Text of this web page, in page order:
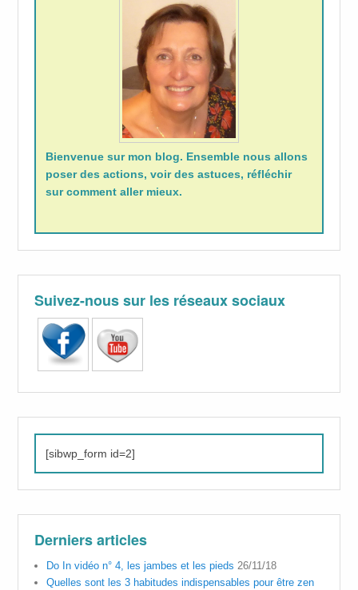
Bienvenue sur mon blog. Ensemble nous allons
poser des actions, voir des astuces, réfléchir
sur comment aller mieux.
Suivez-nous sur les réseaux sociaux
[sibwp_form id=2]
Derniers articles
Do In vidéo n° 4, les jambes et les pieds 26/11/18
Quelles sont les 3 habitudes indispensables pour être zen